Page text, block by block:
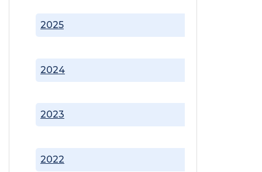
2022
2023
2024
2025